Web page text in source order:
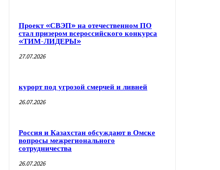
Проект «СВЭП» на отечественном ПО
стал призером всероссийского конкурса
«ТИМ-ЛИДЕРЫ»
27.07.2026
курорт под угрозой смерчей и ливней
26.07.2026
Россия и Казахстан обсуждают в Омске
вопросы межрегионального
сотрудничества
26.07.2026